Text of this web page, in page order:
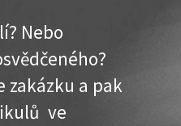
Nebo
zakázku a pak
ve